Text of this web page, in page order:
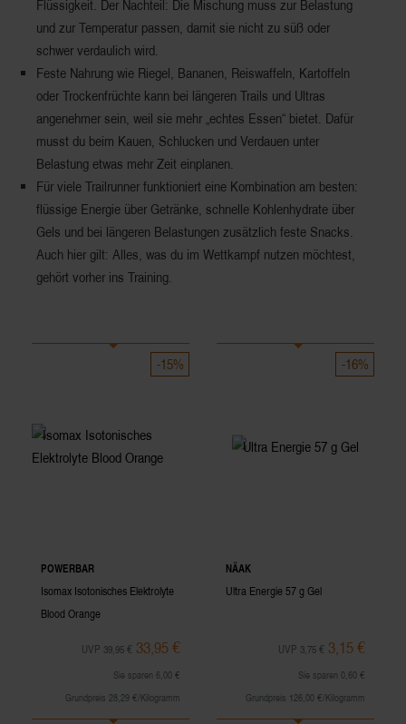
Flüssigkeit. Der Nachteil: Die Mischung muss zur Belastung
und zur Temperatur passen, damit sie nicht zu süß oder
schwer verdaulich wird.
Feste Nahrung wie Riegel, Bananen, Reiswaffeln, Kartoffeln
oder Trockenfrüchte kann bei längeren Trails und Ultras
angenehmer sein, weil sie mehr „echtes Essen“ bietet. Dafür
musst du beim Kauen, Schlucken und Verdauen unter
Belastung etwas mehr Zeit einplanen.
Für viele Trailrunner funktioniert eine Kombination am besten:
flüssige Energie über Getränke, schnelle Kohlenhydrate über
Gels und bei längeren Belastungen zusätzlich feste Snacks.
Auch hier gilt: Alles, was du im Wettkampf nutzen möchtest,
gehört vorher ins Training.
-15%
POWERBAR
Isomax Isotonisches Elektrolyte
Blood Orange
UVP 39,95 € 33,95 €
Sie sparen 6,00 €
Grundpreis 28,29 €/Kilogramm
-16%
NÄAK
Ultra Energie 57 g Gel
UVP 3,75 € 3,15 €
Sie sparen 0,60 €
Grundpreis 126,00 €/Kilogramm